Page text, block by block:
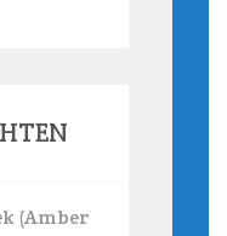
(Amber